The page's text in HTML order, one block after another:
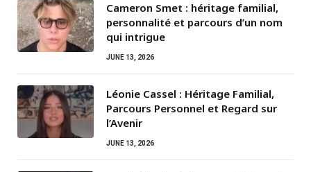
Cameron Smet : héritage familial,
personnalité et parcours d’un nom
qui intrigue
JUNE 13, 2026
Léonie Cassel : Héritage Familial,
Parcours Personnel et Regard sur
l’Avenir
JUNE 13, 2026